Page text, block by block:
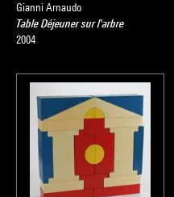
Gianni Arnaudo
Table Déjeuner sur l'arbre
2004